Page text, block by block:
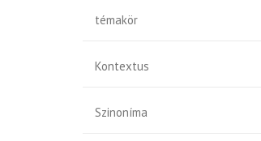
témakör
Kontextus
Szinoníma